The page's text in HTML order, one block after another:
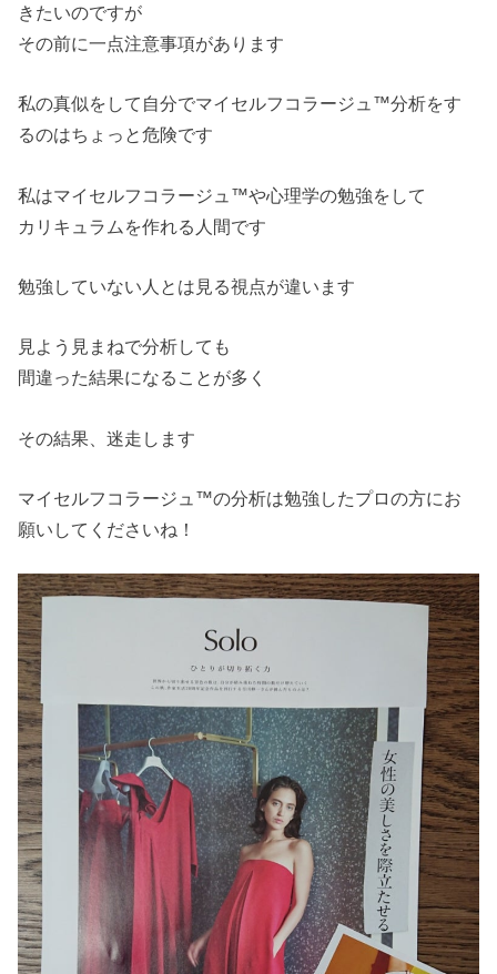
きたいのですが
その前に一点注意事項があります
私の真似をして自分でマイセルフコラージュ™分析をす
るのはちょっと危険です
私はマイセルフコラージュ™や心理学の勉強をして
カリキュラムを作れる人間です
勉強していない人とは見る視点が違います
見よう見まねで分析しても
間違った結果になることが多く
その結果、迷走します
マイセルフコラージュ™の分析は勉強したプロの方にお
願いしてくださいね！